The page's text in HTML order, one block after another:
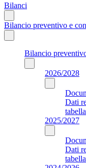
Bilanci
Bilancio preventivo e
Bilancio
2026/2028
Dati
2025/2027
Dati